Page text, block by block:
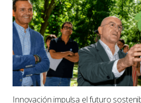
Innovación impulsa el futuro